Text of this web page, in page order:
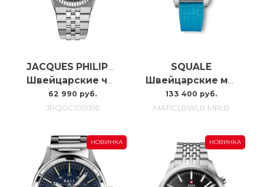
62 990 руб.
JPQGC1051316
SQUALE
133 400 руб.
MATICLBWLB.MRLB
НОВИНКА НОВИНКА